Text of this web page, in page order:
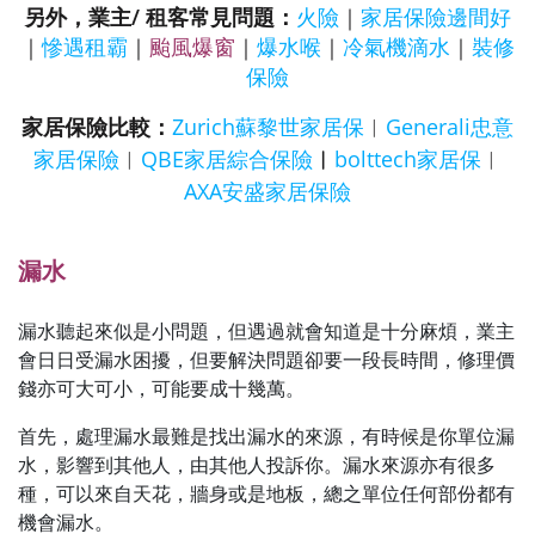
另外，業主/ 租客常見問題： 火險 ｜ 家居保險邊間好
｜慘遇租霸 ｜ 颱風爆窗 ｜ 爆水喉 ｜ 冷氣機滴水 ｜ 裝修
保險
家居保險比較： Zurich蘇黎世家居保 ︱ Generali忠意
家居保險 ︱ QBE家居綜合保險 ︱ bolttech家居保 ︱
AXA安盛家居保險
漏水
漏水聽起來似是小問題，但遇過就會知道是十分麻煩，業主
會日日受漏水困擾，但要解決問題卻要一段長時間，修理價
錢亦可大可小，可能要成十幾萬。
首先，處理漏水最難是找出漏水的來源，有時候是你單位漏
水，影響到其他人，由其他人投訴你。漏水來源亦有很多
種，可以來自天花，牆身或是地板，總之單位任何部份都有
機會漏水。